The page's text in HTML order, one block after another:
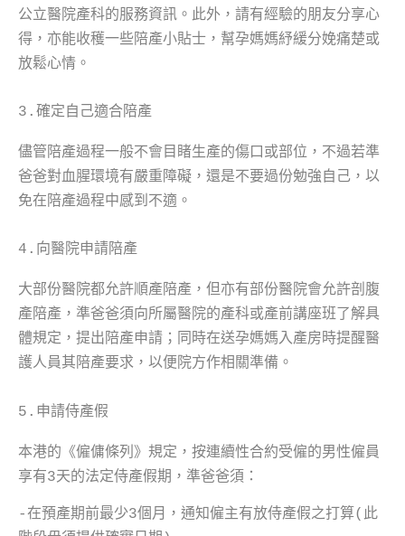
公立醫院產科的服務資訊。此外，請有經驗的朋友分享心
得，亦能收穫一些陪產小貼士，幫孕媽媽紓緩分娩痛楚或
放鬆心情。
3.確定自己適合陪產
儘管陪產過程一般不會目睹生產的傷口或部位，不過若準
爸爸對血腥環境有嚴重障礙，還是不要過份勉強自己，以
免在陪產過程中感到不適。
4.向醫院申請陪產
大部份醫院都允許順產陪產，但亦有部份醫院會允許剖腹
產陪產，準爸爸須向所屬醫院的產科或產前講座班了解具
體規定，提出陪產申請；同時在送孕媽媽入產房時提醒醫
護人員其陪產要求，以便院方作相關準備。
5.申請侍產假
本港的《僱傭條列》規定，按連續性合約受僱的男性僱員
享有3天的法定侍產假期，準爸爸須：
-在預產期前最少3個月，通知僱主有放侍產假之打算(此